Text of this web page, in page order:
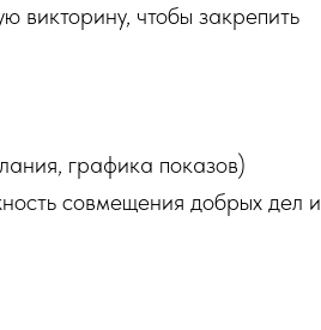
викторину, чтобы закрепить
графика показов)
совмещения добрых дел и